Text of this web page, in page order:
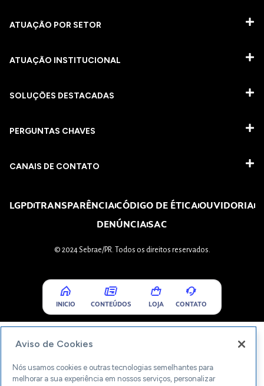
ATUAÇÃO POR SETOR
ATUAÇÃO INSTITUCIONAL
SOLUÇÕES DESTACADAS
PERGUNTAS CHAVES​
CANAIS DE CONTATO
LGPDTRANSPARÊNCIACÓDIGO DE ÉTICAOUVIDORIA
DENÚNCIASAC
© 2024 Sebrae/PR. Todos os direitos reservados.
INICIO CONTEÚDOS LOJA CONTATO
Aviso de Cookies
Nós usamos cookies e outras tecnologias semelhantes para
melhorar a sua experiência em nossos serviços, personalizar